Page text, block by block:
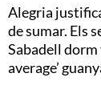
Alegria
de sumar. Els
Sabadell dorm
average’